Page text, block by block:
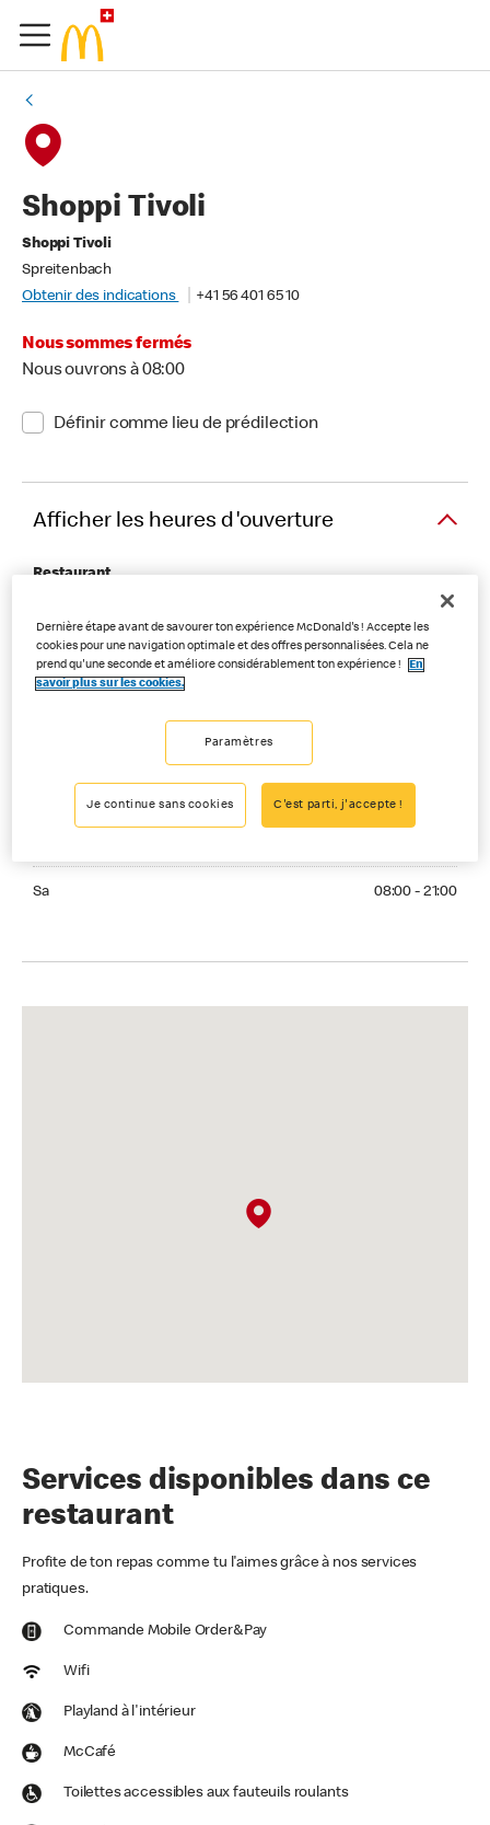
Shoppi Tivoli
Shoppi Tivoli
Spreitenbach
Obtenir des indications
+41 56 401 65 10
Nous sommes fermés
Nous ouvrons à 08:00
Définir comme lieu de prédilection
Afficher les heures d'ouverture
Restaurant
Lu 08:00 - 21:00
Monday 08:00 - 21:00
Ma
Tuesday 08:00 - 21:00
Wednesday 08:00 - 21:00
08:00 - 21:00
Friday 08:00 - 21:00
Sa 08:00 - 21:00
Services disponibles dans ce
restaurant
Profite de ton repas comme tu l'aimes grâce à nos services
pratiques.
Commande Mobile Order&Pay
Wifi
Playland à l'intérieur
McCafé
Toilettes accessibles aux fauteuils roulants
Dernière étape avant de savourer ton expérience McDonald's ! Accepte les
cookies pour une navigation optimale et des offres personnalisées. Cela ne
prend qu'une seconde et améliore considérablement ton expérience !
En
savoir plus sur les cookies.
Paramètres
Je continue sans cookies C'est parti, j'accepte !